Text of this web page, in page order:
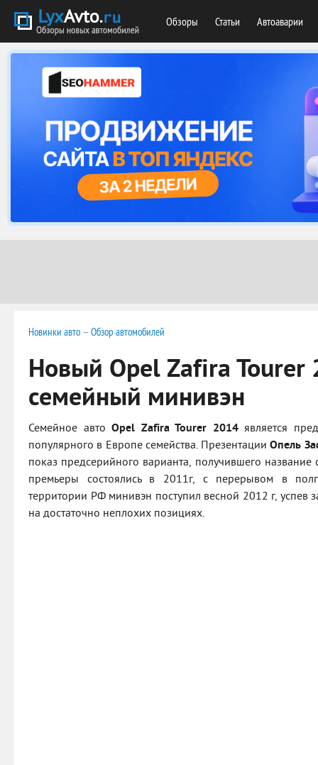
Обзоры Статьи Автоаварии
Новинки авто —Обзор автомобилей
Новый Opel Zafira Tourer
семейный минивэн
Семейное автоOpel Zafira Tourer 2014является
популярного в Европе семейства. ПрезентацииОпель
показ предсерийного варианта, получившего
премьеры состоялись в 2011г, с перерывом в
территории РФ минивэн поступил весной 2012 г, успев
на достаточно неплохих позициях.